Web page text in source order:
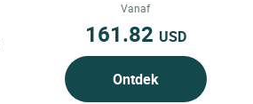
Vanaf
161.82 USD
Ontdek